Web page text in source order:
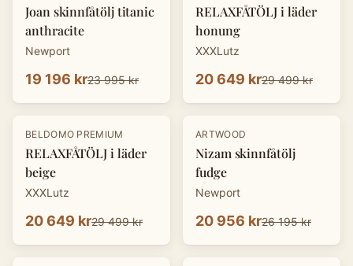
Joan skinnfåtölj titanic
anthracite
Newport
19 196 kr23 995 kr
RELAXFÅTÖLJ i läder
honung
XXXLutz
20 649 kr29 499 kr
-30 %
BELDOMO PREMIUM
RELAXFÅTÖLJ i läder
beige
XXXLutz
20 649 kr29 499 kr
-20%
ARTWOOD
Nizam skinnfåtölj
fudge
Newport
20 956 kr26 195 kr